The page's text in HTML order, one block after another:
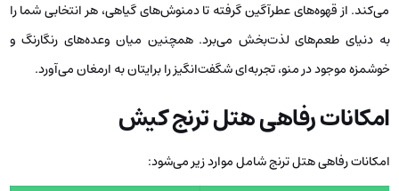
می‌کند. از قهوه‌های عطرآگین گرفته تا دمنوش‌های گیاهی، هر انتخابی شما را
به دنیای طعم‌های لذت‌بخش می‌برد. همچنین میان ‌وعده‌های رنگارنگ و
خوشمزه موجود در منو، تجربه‌ای شگفت‌انگیز را برایتان به ارمغان می‌آورد.
امکانات رفاهی هتل ترنج کیش
امکانات رفاهی هتل ترنج شامل موارد زیر می‌شود: